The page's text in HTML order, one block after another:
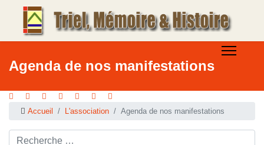
Agenda de nos manifestations
Accueil L'association Agenda de nos manifestations
Rechercher ...